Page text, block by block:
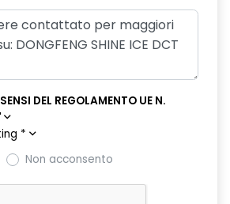
DEL REGOLAMENTO UE N.
*
Non acconsento